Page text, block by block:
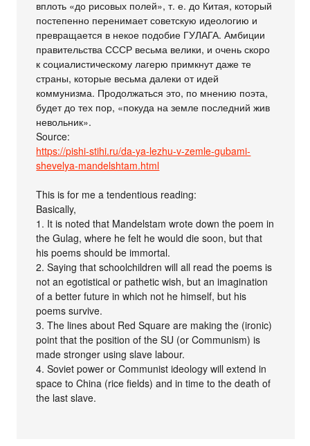
вплоть «до рисовых полей», т. е. до Китая, который
постепенно перенимает советскую идеологию и
превращается в некое подобие ГУЛАГА. Амбиции
правительства СССР весьма велики, и очень скоро
к социалистическому лагерю примкнут даже те
страны, которые весьма далеки от идей
коммунизма. Продолжаться это, по мнению поэта,
будет до тех пор, «покуда на земле последний жив
невольник».
Source:
https://pishi-stihi.ru/da-ya-lezhu-v-zemle-gubami-
shevelya-mandelshtam.html
This is for me a tendentious reading:
Basically,
1. It is noted that Mandelstam wrote down the poem in
the Gulag, where he felt he would die soon, but that
his poems should be immortal.
2. Saying that schoolchildren will all read the poems is
not an egotistical or pathetic wish, but an imagination
of a better future in which not he himself, but his
poems survive.
3. The lines about Red Square are making the (ironic)
point that the position of the SU (or Communism) is
made stronger using slave labour.
4. Soviet power or Communist ideology will extend in
space to China (rice fields) and in time to the death of
the last slave.